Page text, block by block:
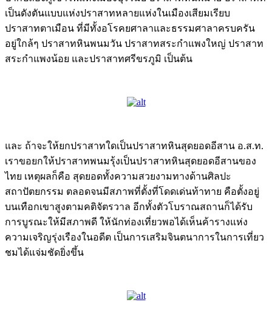
เป็นดังตันแบบแห่งปราสาทหลายแห่งในเมืองเสียมเรียบ
ปราสาทตาเมือน ที่มีทั้งอโรคยศาลาและธรรมศาลาครบครัน
อยู่ใกล้ๆ ปราสาทหินพนมวัน ปราสาทสระกำแพงใหญ่ ปราสาท
สระกำแพงน้อย และปราสาทศรีขรภูมิ เป็นต้น
และ ถ้าจะให้ยกปราสาทใดเป็นปราสาทหินสุดยอดอีสาน อ.ส.ท.
เราขอยกให้ปราสาทพนมรุ้งเป็นปราสาทหินสุดยอดอีสานของ
ไทย เหตุผลก็คือ สุดยอดทั้งความสวยงามทางด้านศิลปะ
สถาปัตยกรรม ตลอดจนมีสภาพที่ตั้งที่โดดเด่นท้าทาย คือตั้งอยู่
บนเทือกเขาสูงตามคติจัตรวาล อีกทั้งตัวโบราณสถานก็ได้รับ
การบูรณะให้มีสภาพดี ให้นักท่องเที่ยวพอได้เห็นค้ารางแห่ง
ความเจริญรุ่งเรืองในอดีต เป็นการเสริมจินตนาการในการเที่ยว
ชมได้แจ่มชัดยิ่งขึ้น